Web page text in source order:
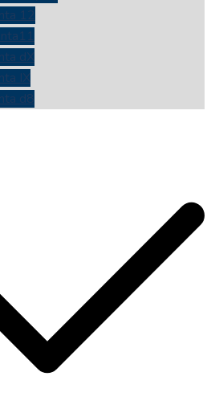
12
dX
IX
d8